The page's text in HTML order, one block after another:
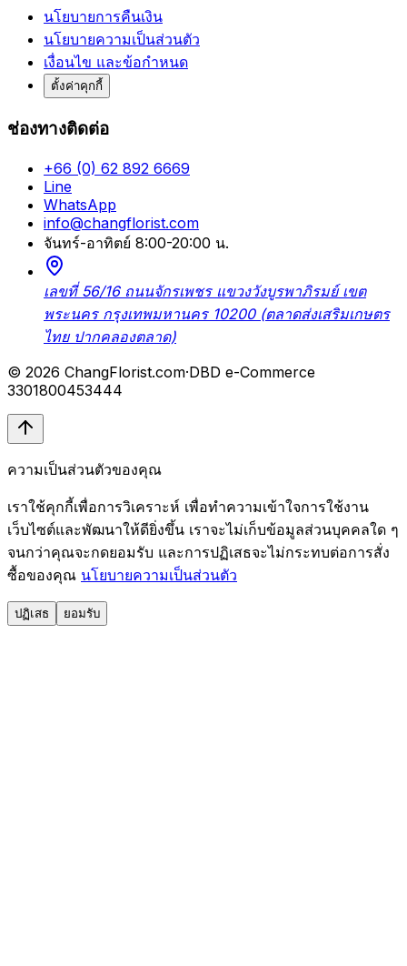
นโยบายการคืนเงิน
นโยบายความเป็นส่วนตัว
เงื่อนไข และข้อกำหนด
ตั้งค่าคุกกี้
ช่องทางติดต่อ
+66 (0) 62 892 6669
Line
WhatsApp
info@changflorist.com
จันทร์-อาทิตย์ 8:00-20:00 น.
เลขที่ 56/16 ถนนจักรเพชร แขวงวังบูรพาภิรมย์ เขต
พระนคร กรุงเทพมหานคร 10200 (ตลาดส่งเสริมเกษตร
ไทย ปากคลองตลาด)
© 2026 ChangFlorist.com·DBD e-Commerce
3301800453444
ความเป็นส่วนตัวของคุณ
เราใช้คุกกี้เพื่อการวิเคราะห์ เพื่อทำความเข้าใจการใช้งาน
เว็บไซต์และพัฒนาให้ดียิ่งขึ้น เราจะไม่เก็บข้อมูลส่วนบุคคลใด ๆ
จนกว่าคุณจะกดยอมรับ และการปฏิเสธจะไม่กระทบต่อการสั่ง
ซื้อของคุณ นโยบายความเป็นส่วนตัว
ปฏิเสธ ยอมรับ